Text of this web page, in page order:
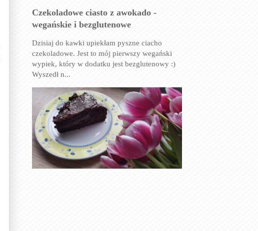
Czekoladowe ciasto z awokado -
wegańskie i bezglutenowe
Dzisiaj do kawki upiekłam pyszne ciacho
czekoladowe. Jest to mój pierwszy wegański
wypiek, który w dodatku jest bezglutenowy :)
Wyszedł n...